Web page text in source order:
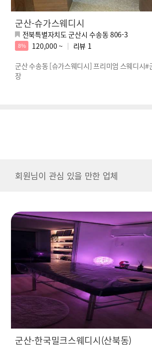
군산-슈가스웨디시
전북특별자치도 군산시 수송동 806-3
8% 120,000 ~ 리뷰 1
군산 수송동 [슈가스웨디시] 프리미엄 스웨디시#
장
회원님이 관심 있을 만한 업체
군산-한국밀크스웨디시(산북동)